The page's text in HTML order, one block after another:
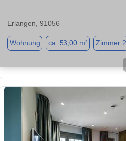
Erlangen, 91056
Wohnung ca. 53,00 m² Zimmer 2